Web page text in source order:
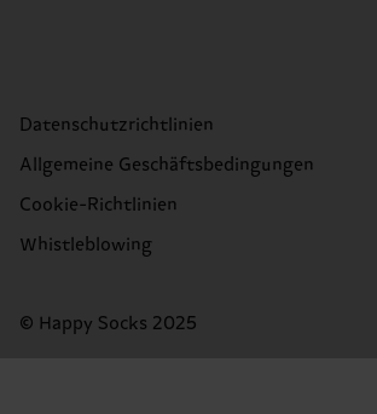
Datenschutzrichtlinien
Allgemeine Geschäftsbedingungen
Cookie-Richtlinien
Whistleblowing
© Happy Socks 2025